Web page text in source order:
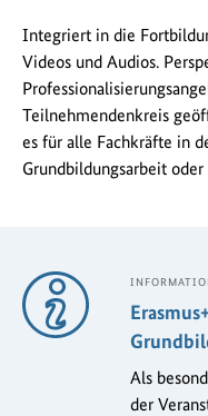
Integriert in die
Videos und Audios.
Teilnehmendenkreis
es für alle Fachkräfte in
Grundbildungsarbeit
Als
der